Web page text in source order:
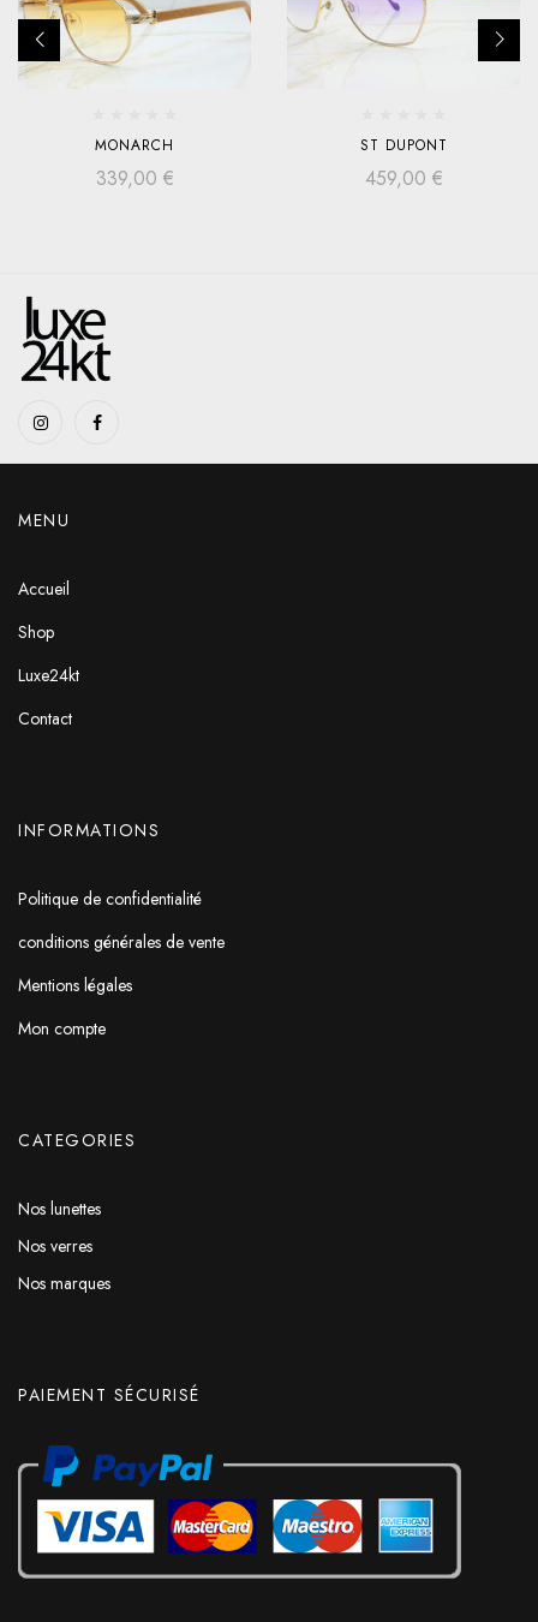
MONARCH
339,00 €
ST DUPONT
459,00 €
MENU
Accueil
Shop
Luxe24kt
Contact
INFORMATIONS
Politique de confidentialité
conditions générales de vente
Mentions légales
Mon compte
CATEGORIES
Nos lunettes
Nos verres
Nos marques
PAIEMENT SÉCURISÉ